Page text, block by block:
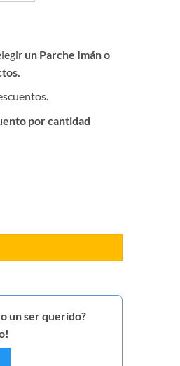
un Parche Imán o
por cantidad
un ser querido?